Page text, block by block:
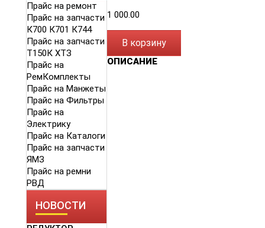
Прайс на ремонт
Прайс на запчасти
К700 К701 К744
Прайс на запчасти
Т150К ХТЗ
Прайс на
РемКомплекты
Прайс на Манжеты
Прайс на Фильтры
Прайс на
Электрику
Прайс на Каталоги
Прайс на запчасти
ЯМЗ
Прайс на ремни
РВД
НОВОСТИ
1 000.00
В корзину
ОПИСАНИЕ